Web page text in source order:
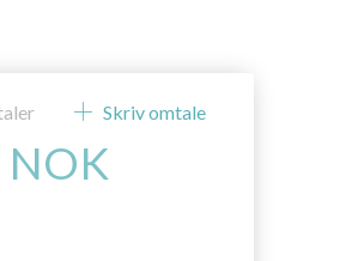
Skriv omtale
NOK